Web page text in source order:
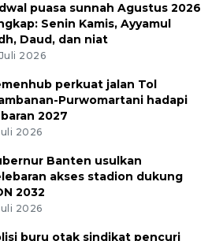
puasa sunnah Agustus 2026
Senin Kamis, Ayyamul
Daud, dan niat
2026
perkuat jalan Tol
Purwomartani hadapi
2027
2026
Banten usulkan
akses stadion dukung
2032
2026
buru otak sindikat pencuri